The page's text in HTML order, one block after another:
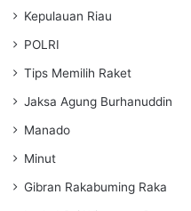
Kepulauan Riau
POLRI
Tips Memilih Raket
Jaksa Agung Burhanuddin
Manado
Minut
Gibran Rakabuming Raka